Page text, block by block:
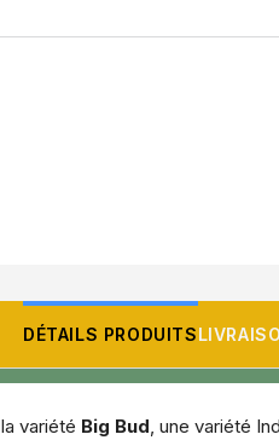
DÉTAILS PRODUITS
variété Big Bud, une variété